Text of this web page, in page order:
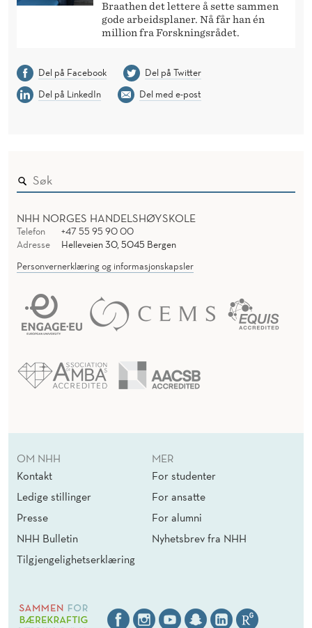
Braathen det lettere å sette sammen
gode arbeidsplaner. Nå får han én
million fra Forskningsrådet.
Del på Facebook
Del på Twitter
Del på LinkedIn
Del med e-post
NHH NORGES HANDELSHØYSKOLE
Telefon
+47 55 95 90 00
Adresse
Helleveien 30, 5045 Bergen
Personvernerklæring og informasjonskapsler
OM NHH
Kontakt
Ledige stillinger
Presse
NHH Bulletin
Tilgjengelighetserklæring
MER
For studenter
For ansatte
For alumni
Nyhetsbrev fra NHH